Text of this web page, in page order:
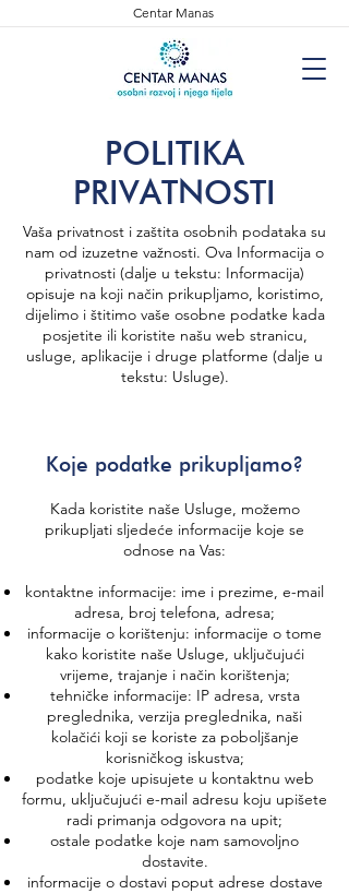
Centar Manas
POLITIKA
PRIVATNOSTI
Vaša privatnost i zaštita osobnih podataka su
nam od izuzetne važnosti. Ova Informacija o
privatnosti (dalje u tekstu: Informacija)
opisuje na koji način prikupljamo, koristimo,
dijelimo i štitimo vaše osobne podatke kada
posjetite ili koristite našu web stranicu,
usluge, aplikacije i druge platforme (dalje u
tekstu: Usluge).
Koje podatke prikupljamo?
Kada koristite naše Usluge, možemo
prikupljati sljedeće informacije koje se
odnose na Vas:
kontaktne informacije: ime i prezime, e-mail
adresa, broj telefona, adresa;
informacije o korištenju: informacije o tome
kako koristite naše Usluge, uključujući
vrijeme, trajanje i način korištenja;
tehničke informacije: IP adresa, vrsta
preglednika, verzija preglednika, naši
kolačići koji se koriste za poboljšanje
korisničkog iskustva;
podatke koje upisujete u kontaktnu web
formu, uključujući e-mail adresu koju upišete
radi primanja odgovora na upit;
ostale podatke koje nam samovoljno
dostavite.
informacije o dostavi poput adrese dostave